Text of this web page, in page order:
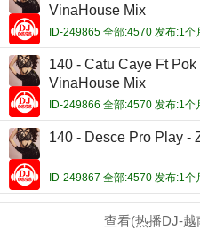
VinaHouse Mix
ID-249865 全部:4570 发布:1个
140 - Catu Caye Ft
VinaHouse Mix
ID-249866 全部:4570 发布:1个
140 - Desce Pro Play -
ID-249867 全部:4570 发布:1个
查看(热播DJ-